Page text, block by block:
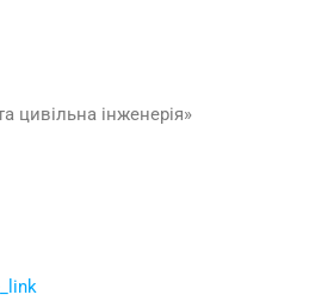
цивільна інженерія»